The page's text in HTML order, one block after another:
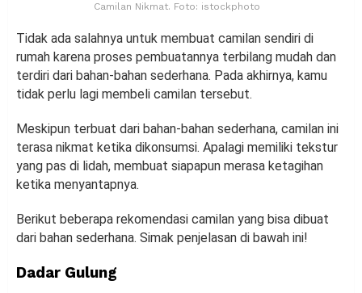
Camilan Nikmat. Foto: istockphoto
Tidak ada salahnya untuk membuat camilan sendiri di
rumah karena proses pembuatannya terbilang mudah dan
terdiri dari bahan-bahan sederhana. Pada akhirnya, kamu
tidak perlu lagi membeli camilan tersebut.
Meskipun terbuat dari bahan-bahan sederhana, camilan ini
terasa nikmat ketika dikonsumsi. Apalagi memiliki tekstur
yang pas di lidah, membuat siapapun merasa ketagihan
ketika menyantapnya.
Berikut beberapa rekomendasi camilan yang bisa dibuat
dari bahan sederhana. Simak penjelasan di bawah ini!
Dadar Gulung